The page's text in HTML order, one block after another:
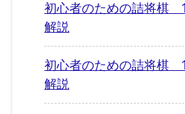
初心者のための詰将棋
解説
初心者のための詰将棋
解説